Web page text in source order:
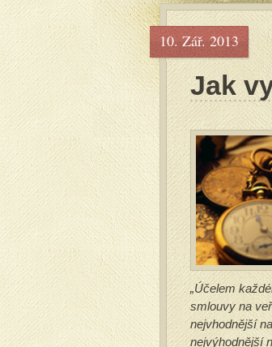
10. Zář. 2013
Jak
„Účelem
smlouvy na
nejvhodnější
nejvýhodnější